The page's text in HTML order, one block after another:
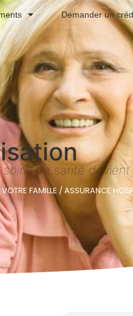
Demander un
de santé
FAMILLE /ASSURANCE